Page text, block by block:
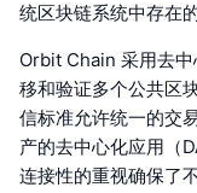
统区块链系统中存在
Orbit Chain 采用去
移和验证多个公共区
信标准允许统一的交
产的去中心化应用（
连接性的重视确保了